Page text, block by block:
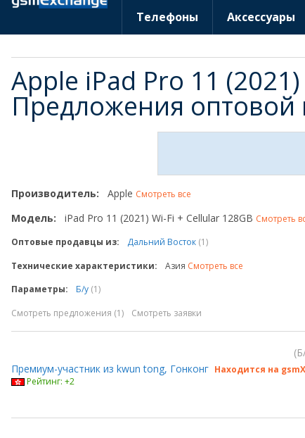
Телефоны Аксессуары
Apple iPad Pro 11
Предложения оптовой
Производитель: Apple Смотреть все
Модель: iPad Pro 11 (2021) Wi-Fi + Cellular 128GB Смотреть
Оптовые продавцы из:
Дальний Восток (1)
Технические характеристики:
Азия Смотреть все
Параметры:
Б/у (1)
Смотреть предложения (1)
Смотреть заявки
Премиум-участник из kwun tong, Гонконг Находится на
Рейтинг: +2